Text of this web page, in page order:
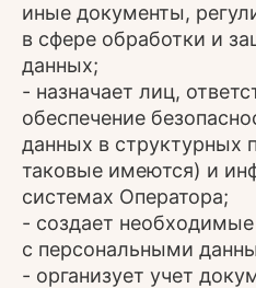
иные документы,
в сфере обработки и
данных;
- назначает лиц,
обеспечение
данных в структурных
таковые имеются) и
системах Оператора;
- создает
с персональными
- организует учет